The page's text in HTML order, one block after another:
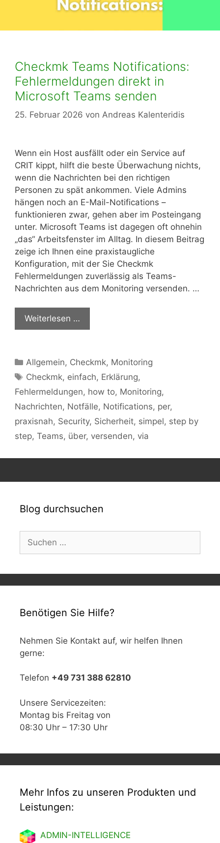
Checkmk Teams Notifications:
Fehlermeldungen direkt in
Microsoft Teams senden
25. Februar 2026 von Andreas Kalenteridis
Wenn ein Host ausfällt oder ein Service auf
CRIT kippt, hilft die beste Überwachung nichts,
wenn die Nachrichten bei den richtigen
Personen zu spät ankommen. Viele Admins
hängen noch an E-Mail-Notifications –
funktionieren zwar, gehen aber im Posteingang
unter. Microsoft Teams ist dagegen oft ohnehin
„das“ Arbeitsfenster im Alltag. In diesem Beitrag
zeige ich Ihnen eine praxistaugliche
Konfiguration, mit der Sie Checkmk
Fehlermeldungen zuverlässig als Teams-
Nachrichten aus dem Monitoring versenden. …
Weiterlesen …
Kategorien
Allgemein, Checkmk, Monitoring
Schlagwörter
Checkmk, einfach, Erklärung,
Fehlermeldungen, how to, Monitoring,
Nachrichten, Notfälle, Notifications, per,
praxisnah, Security, Sicherheit, simpel, step by
step, Teams, über, versenden, via
Blog durchsuchen
nach:
Benötigen Sie Hilfe?
Nehmen Sie Kontakt auf, wir helfen Ihnen
gerne:
Telefon +49 731 388 62810
Unsere Servicezeiten:
Montag bis Freitag von
08:30 Uhr – 17:30 Uhr
Mehr Infos zu unseren Produkten und
Leistungen:
ADMIN-INTELLIGENCE